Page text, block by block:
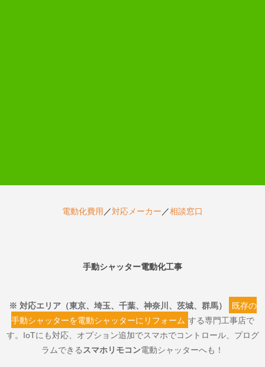
電動化費用 ／対応メーカー ／相談窓口
手動シャッター電動化工事
※ 対応エリア（東京、埼玉、千葉、神奈川、茨城、群馬）
既存の
手動シャッターを電動シャッターにリフォーム する専門工事店で
す。IoTにも対応、オプション追加でスマホでコントロール、プログ
ラムできるスマホリモコン電動シャッターへも！